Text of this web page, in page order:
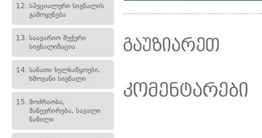
12. სპეციალური სიგნალის
გამოყენება
13. საავარიო შუქური
სიგნალიზაცია
14. სანათი ხელსაწყოები,
ხმოვანი სიგნალი
15. მოძრაობა,
მანევრირება, სავალი
ნაწილი
გაუზიარეთ
კომენტარები